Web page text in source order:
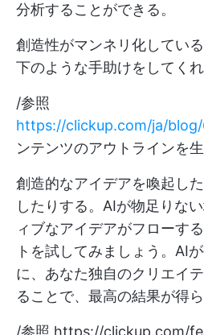
分析することができる。
創造性がマンネリ化してい
下のような手助けをしてくれ
/参照
https://clickup.com/ja/
ンテンツのアウトラインを
創造的なアイデアを喚起し
したりする。AIが物足りな
ィブなアイデアがフローす
トを試してみましょう。AI
に、あなた独自のクリエイ
ることで、最高の結果が得ら
/参照 https://clickup.com/